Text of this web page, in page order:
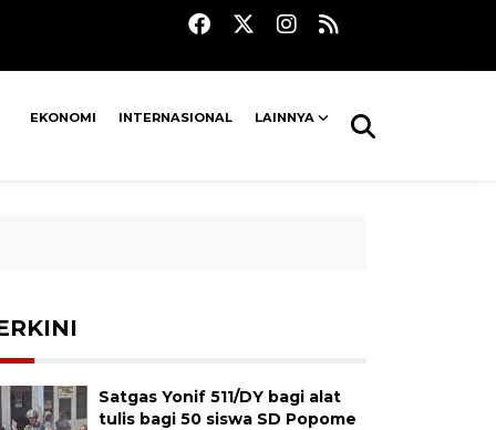
EKONOMI INTERNASIONAL LAINNYA
Satgas Yonif 511/DY bagi alat
tulis bagi 50 siswa SD Popome